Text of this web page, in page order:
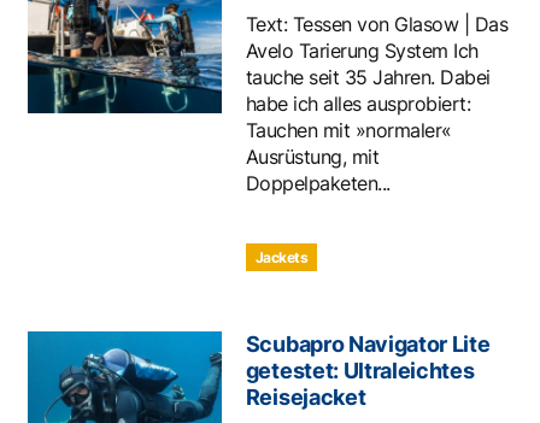
Text: Tessen von Glasow | Das
Avelo Tarierung System Ich
tauche seit 35 Jahren. Dabei
habe ich alles ausprobiert:
Tauchen mit »normaler«
Ausrüstung, mit
Doppelpaketen...
Jackets
Scubapro Navigator Lite
getestet: Ultraleichtes
Reisejacket